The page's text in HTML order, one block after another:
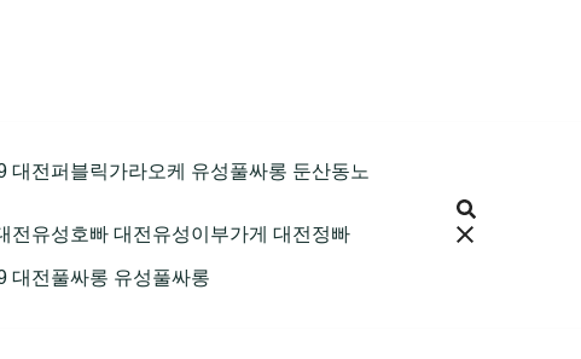
대전퍼블릭가라오케 유성풀싸롱 둔산동노
전유성호빠 대전유성이부가게 대전정빠
대전풀싸롱 유성풀싸롱